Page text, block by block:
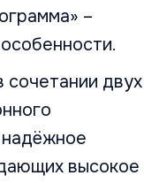
–
сочетании двух
высокое